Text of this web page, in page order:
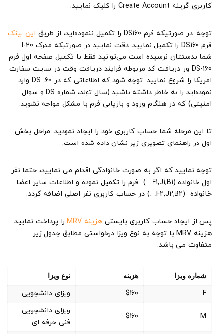
کاربری گرینه Create Account را کلیک نمایید.
توجه: در صورتیکه فرم DS160 را تکمیل ننموده‌اید، از طریق
این لینک
فرم DS160 را تکمیل نمایید. دقت نمایید در صورتیکه مدرک I-20
شما بدستتان نرسیده است می‌توانید فقط با تکمیل صفحه اول فرم
DS-160 ور دریافت کد مربوطه فرایند دریافت وقت در سایت سفارت
امریکا را شروع نمایید. توجه شود که اطلاعاتی که در DS 160 وارد
نموده‌اید را به خاطر داشته باشید (سال تولد، شماره DS و سوال
امنیتی) که در هنگام ورود و بازیابی فرم با مشکل مواجه نشوید.
تا این مرحله شما حساب کاربری خود را ایجاد نمودید. مراحل بخش
اول در راهنمای تصویری زیر نشان داده شده است.
توجه نمایید که اگر به صورت خانوادگی اقدام می نمایید، حتما نفر
اول خانواده (F1,J1,B1…) فرم را تکمیل نموده و اطلاعات سایر اعضا
خانواده (F2,J2,B2…) در حساب کاربری نفر اصلی اضافه گردد.
پس از ایجاد حساب کاربری بایستی هزینه MRV
را پرداخت نمایید.
هزینه MRV با توجه به نوع ویزا درخواستی مطابق جدول زیر
متفاوت می باشد.
شماره ویزا هزینه نوع ویزا
F
$160 ویزای دانشجویی
M
$160
ویزای دانشجویی
فنی حرفه ای